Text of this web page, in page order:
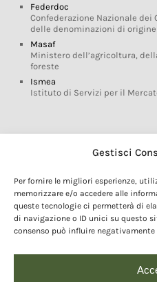
Gestisci
Per fornire le migliori esperienze,
memorizzare e/o accedere alle
queste tecnologie ci permetterà di
di navigazione o ID unici su questo
consenso può influire
Federdoc
Confederazione Nazionale
delle denominazioni di origine
Masaf
Ministero dell’agricoltura,
foreste
Ismea
Istituto di Servizi per il
Glossario DOP IGP
Marchi DOP IGP
Normativa prodotti DOP IGP
Consorzi di Tutela
Farm To Fork e prodotti DOP